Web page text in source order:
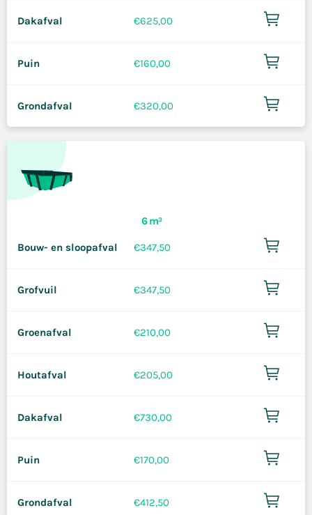
Dakafval €625,00
Puin €160,00
Grondafval €320,00
6 m³
Bouw- en sloopafval €347,50
Grofvuil €347,50
Groenafval €210,00
Houtafval €205,00
Dakafval €730,00
Puin €170,00
Grondafval €412,50